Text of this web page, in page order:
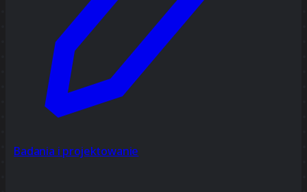
Badania i projektowanie